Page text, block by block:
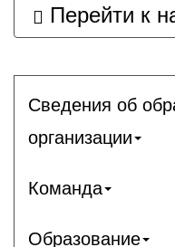
Перейти к
Сведения об
организации
Команда
Образование